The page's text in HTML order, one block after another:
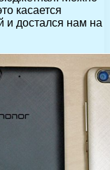
касается
и достался нам на